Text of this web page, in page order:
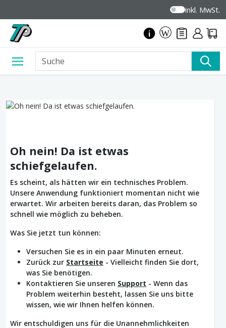
inkl. MwSt.
Oh nein! Da ist etwas
schiefgelaufen.
Es scheint, als hätten wir ein technisches Problem.
Unsere Anwendung funktioniert momentan nicht wie
erwartet. Wir arbeiten bereits daran, das Problem so
schnell wie möglich zu beheben.
Was Sie jetzt tun können:
Versuchen Sie es in ein paar Minuten erneut.
Zurück zur Startseite - Vielleicht finden Sie dort,
was Sie benötigen.
Kontaktieren Sie unseren Support - Wenn das
Problem weiterhin besteht, lassen Sie uns bitte
wissen, wie wir Ihnen helfen können.
Wir entschuldigen uns für die Unannehmlichkeiten